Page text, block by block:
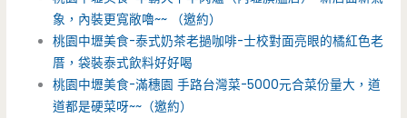
象，內裝更寬敞嚕~~ （邀約）
桃園中壢美食-泰式奶茶老撾咖啡-士校對面亮眼的橘紅色老
厝，袋裝泰式飲料好好喝
桃園中壢美食-滿穗園 手路台灣菜-5000元合菜份量大，道
道都是硬菜呀~~（邀約）